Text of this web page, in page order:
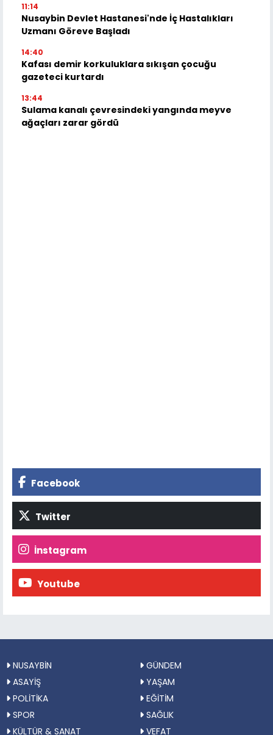
11:14
Nusaybin Devlet Hastanesi'nde İç Hastalıkları
Uzmanı Göreve Başladı
14:40
Kafası demir korkuluklara sıkışan çocuğu
gazeteci kurtardı
13:44
Sulama kanalı çevresindeki yangında meyve
ağaçları zarar gördü
Facebook
Twitter
İnstagram
Youtube
NUSAYBİN
GÜNDEM
ASAYİŞ
YAŞAM
POLİTİKA
EĞİTİM
SPOR
SAĞLIK
KÜLTÜR & SANAT
VEFAT